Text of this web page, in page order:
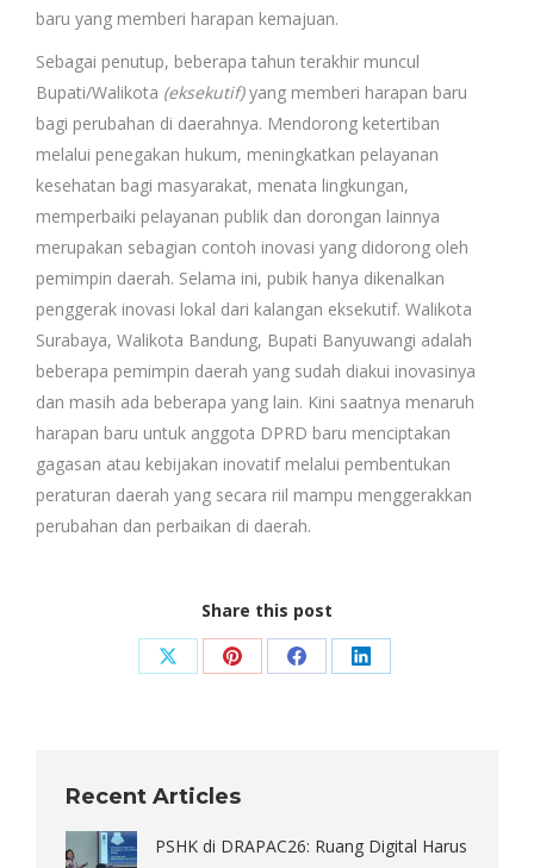
baru yang memberi harapan kemajuan.
Sebagai penutup, beberapa tahun terakhir muncul
Bupati/Walikota (eksekutif)yang memberi harapan baru
bagi perubahan di daerahnya. Mendorong ketertiban
melalui penegakan hukum, meningkatkan pelayanan
kesehatan bagi masyarakat, menata lingkungan,
memperbaiki pelayanan publik dan dorongan lainnya
merupakan sebagian contoh inovasi yang didorong oleh
pemimpin daerah. Selama ini, pubik hanya dikenalkan
penggerak inovasi lokal dari kalangan eksekutif. Walikota
Surabaya, Walikota Bandung, Bupati Banyuwangi adalah
beberapa pemimpin daerah yang sudah diakui inovasinya
dan masih ada beberapa yang lain. Kini saatnya menaruh
harapan baru untuk anggota DPRD baru menciptakan
gagasan atau kebijakan inovatif melalui pembentukan
peraturan daerah yang secara riil mampu menggerakkan
perubahan dan perbaikan di daerah.
Share this post
Share Share Share Share
Recent Articles
PSHK di DRAPAC26: Ruang Digital Harus